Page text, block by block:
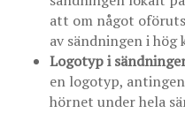
att om något
av sändningen i hög
Logotyp i
en logotyp,
hörnet under hela